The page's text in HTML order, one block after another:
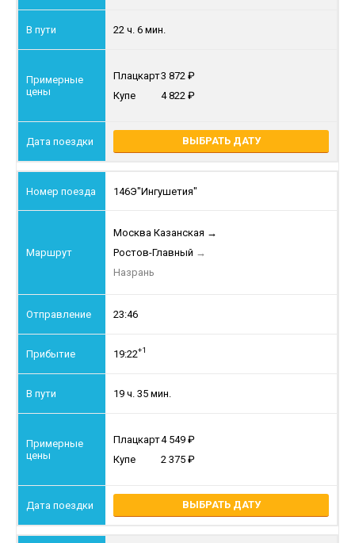
22 ч. 6 мин.
Плацкарт3 872
Купе
4 822
ВЫБРАТЬ ДАТУ
146Э"Ингушетия"
Москва Казанская →
Ростов-Главный →
Назрань
23:46
19:22+1
19 ч. 35 мин.
Плацкарт4 549
Купе
2 375
ВЫБРАТЬ ДАТУ